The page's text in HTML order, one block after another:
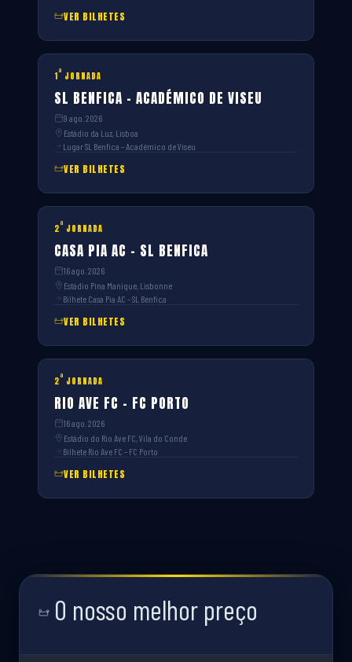
VER BILHETES
1ª JORNADA
SL BENFICA – ACADÉMICO DE VISEU
9 ago. 2026
Estádio da Luz, Lisboa
Lugar SL Benfica – Académico de Viseu
VER BILHETES
2ª JORNADA
CASA PIA AC – SL BENFICA
16 ago. 2026
Estádio Pina Manique, Lisbonne
Bilhete Casa Pia AC – SL Benfica
VER BILHETES
2ª JORNADA
RIO AVE FC – FC PORTO
16 ago. 2026
Estádio do Rio Ave FC, Vila do Conde
Bilhete Rio Ave FC – FC Porto
VER BILHETES
O nosso melhor preço